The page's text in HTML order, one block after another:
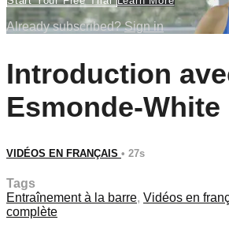
Already subscribed?Sign in
Introduction
Esmonde-White
VIDÉOS EN FRANÇAIS • 27s
Tags
Entraînement à la barre, Vidéos en
complète